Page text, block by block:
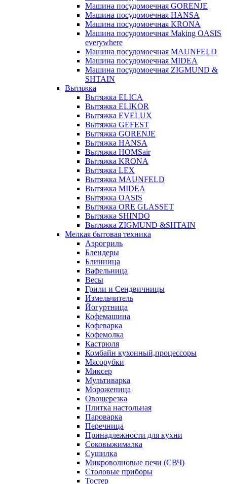
Машина посудомоечная GORENJE
Машина посудомоечная HANSA
Машина посудомоечная KRONA
Машина посудомоечная Making OASIS
everywhere
Машина посудомоечная MAUNFELD
Машина посудомоечная MIDEA
Машина посудомоечная ZIGMUND &
SHTAIN
Вытяжка
Вытяжка ELICA
Вытяжка ELIKOR
Вытяжка EVELUX
Вытяжка GEFEST
Вытяжка GORENJE
Вытяжка HANSA
Вытяжка HOMSair
Вытяжка KRONA
Вытяжка LEX
Вытяжка MAUNFELD
Вытяжка MIDEA
Вытяжка OASIS
Вытяжка ORE GLASSET
Вытяжка SHINDO
Вытяжка ZIGMUND &SHTAIN
Мелкая бытовая техника
Аэрогриль
Блендеры
Блинница
Вафельница
Весы
Грили и Сендвичницы
Измельчитель
Йогуртница
Кофемашина
Кофеварка
Кофемолка
Кастрюля
Комбайн кухонный,процессоры
Мясорубки
Миксер
Мультиварка
Мороженица
Овощерезка
Плитка настольная
Пароварка
Перечница
Принадлежности для кухни
Соковыжималка
Сушилка
Микроволновые печи (СВЧ)
Столовые приборы
Тостер